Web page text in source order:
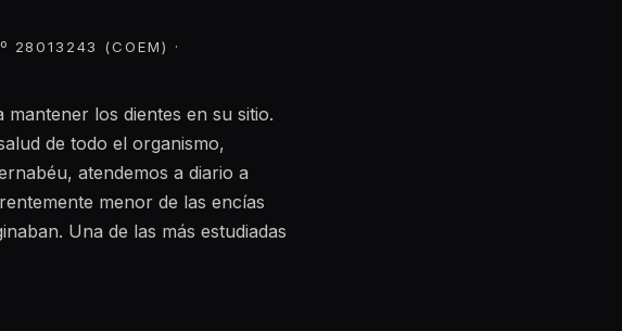
28013243 (COEM) ·
los dientes en su sitio.
de todo el organismo,
atendemos a diario a
menor de las encías
Una de las más estudiadas